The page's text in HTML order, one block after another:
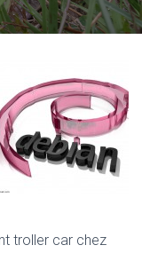
N
A
A
T
I
N
troller car chez